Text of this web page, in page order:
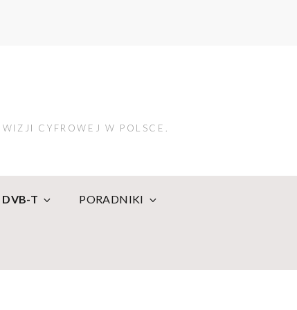
CYFROWEJ W POLSCE.
DVB-T PORADNIKI